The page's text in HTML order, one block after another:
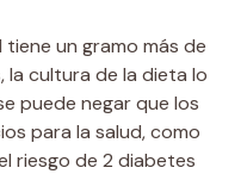
un gramo más de
la cultura de la dieta lo
puede negar que los
para la salud, como
riesgo de 2 diabetes